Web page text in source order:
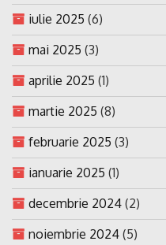
iulie 2025 (6)
mai 2025 (3)
aprilie 2025 (1)
martie 2025 (8)
februarie 2025 (3)
ianuarie 2025 (1)
decembrie 2024 (2)
noiembrie 2024 (5)